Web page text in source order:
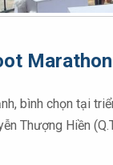
bình chọn tại
Thượng Hiền